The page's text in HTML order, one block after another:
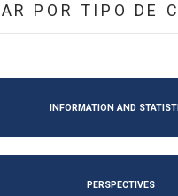
POR TIPO DE
INFORMATION AND
PERSPECTIVES